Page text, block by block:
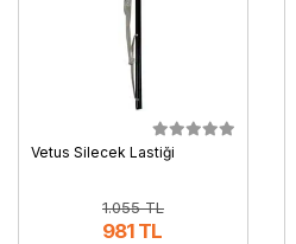
Vetus Silecek Lastiği
1.055 TL
981 TL